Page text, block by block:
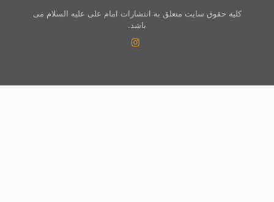
کلیه حقوق سایت متعلق به انتشارات امام علی علیه السلام می
باشد.